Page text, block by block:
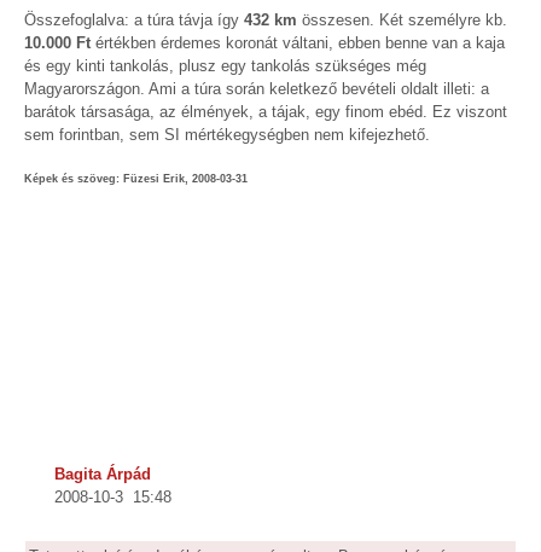
Összefoglalva: a túra távja így 432 km összesen. Két személyre kb.
10.000 Ft értékben érdemes koronát váltani, ebben benne van a kaja
és egy kinti tankolás, plusz egy tankolás szükséges még
Magyarországon. Ami a túra során keletkező bevételi oldalt illeti: a
barátok társasága, az élmények, a tájak, egy finom ebéd. Ez viszont
sem forintban, sem SI mértékegységben nem kifejezhető.
Képek és szöveg: Füzesi Erik, 2008-03-31
Bagita Árpád
2008-10-3 15:48